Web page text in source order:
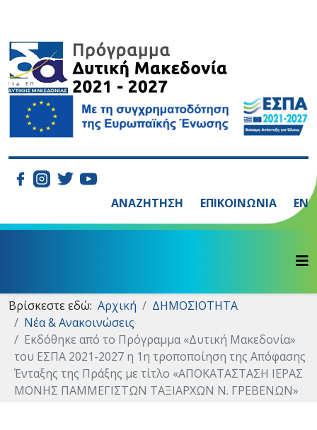
ΑΝΑΖΗΤΗΣΗ ΕΠΙΚΟΙΝΩΝΙΑ EN
Βρίσκεστε εδώ: Αρχική
ΔΗΜΟΣΙΟΤΗΤΑ
Νέα & Ανακοινώσεις
Εκδόθηκε από το Πρόγραμμα «Δυτική Μακεδονία»
του ΕΣΠΑ 2021-2027 η 1η τροποποίηση της Απόφασης
Ένταξης της Πράξης με τίτλο «ΑΠΟΚΑΤΑΣΤΑΣΗ ΙΕΡΑΣ
ΜΟΝΗΣ ΠΑΜΜΕΓΙΣΤΩΝ ΤΑΞΙΑΡΧΩΝ Ν. ΓΡΕΒΕΝΩΝ»